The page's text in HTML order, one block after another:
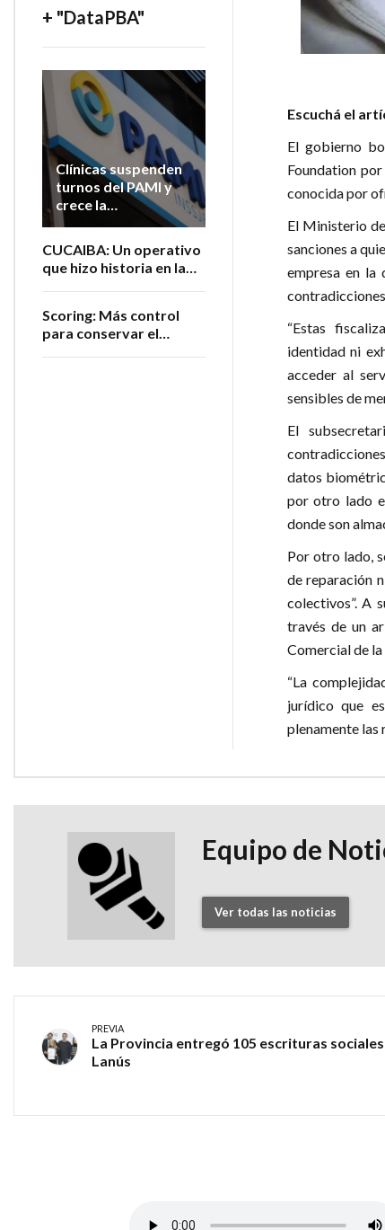
+ "DataPBA"
Clínicas suspenden
turnos del PAMI y
crece la
preocupación por la
jubilados
CUCAIBA: Un operativo
que hizo historia en la
Scoring: Más control
para conservar el
Escuchá el
El gobierno
Foundation
conocida por
El Ministerio
sanciones a
empresa en la
“Estas
identidad ni
acceder al
sensibles de
El
datos
por otro lado
donde son
Por otro lado,
de reparación
colectivos”. A
través de un
Comercial de
“La
jurídico que
plenamente las
Equipo de
Ver todas las noticias
PREVIA
La Provincia entregó 105 escrituras sociales
Lanús